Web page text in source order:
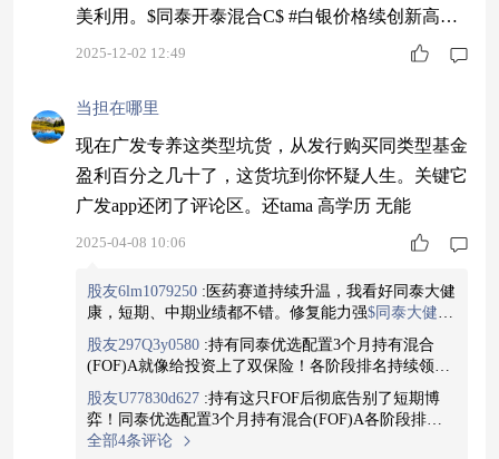
美利用。$同泰开泰混合C$ #白银价格续创新高！
空间还有多大？#
2025-12-02 12:49
当担在哪里
现在广发专养这类型坑货，从发行购买同类型基金
盈利百分之几十了，这货坑到你怀疑人生。关键它
广发app还闭了评论区。还tama 高学历 无能
2025-04-08 10:06
股友6lm1079250 : 医药赛道持续升温，我看好同泰大健
康，短期、中期业绩都不错。修复能力强$同泰大健康
主题混合C$
股友297Q3y0580 :持有同泰优选配置3个月持有混合
(FOF)A就像给投资上了双保险！各阶段排名持续领
跑，净值曲线平滑向上，市场波动反而成了展示策略
韧性的机会！#进可攻，退可守#同泰优选配置3个月持
有混合(FOF)A近一年排名1/58#稳稳地幸福 $同泰优选
配置3个月持有混合(FOF)A$
股友U77830d627 :持有这只FOF后彻底告别了短期博
弈！同泰优选配置3个月持有混合(FOF)A各阶段排名
稳居前列，净值曲线平滑向上，时间成了最好朋友！#
全部4条评论